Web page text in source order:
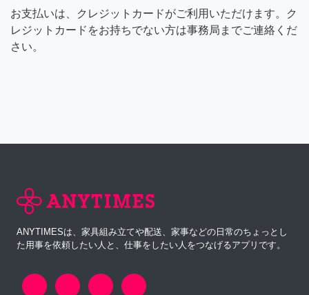
お支払いは、クレジットカードがご利用いただけます。ク
レジットカードをお持ちでない方は事務局までご連絡くだ
さい。
ANYTIMESは、家具組み立てや配送、家事などの日常のちょっとし
た用事を依頼したい人と、仕事をしたい人をつなげるアプリです。